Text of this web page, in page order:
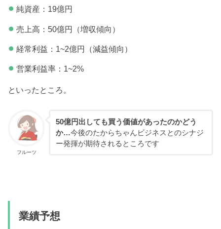
純資産：19億円
売上高：50億円（増収傾向）
経常利益：1~2億円（減益傾向）
営業利益率：1~2%
といったところ。
フルーツ
50億円出しても買う価値があったのかどう
か…今後のたからちゃんビジネスとのシナジ
ー発揮が期待されるところです
業績予想